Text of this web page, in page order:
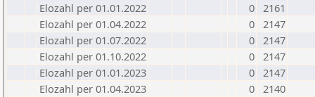
Elozahl per 01.01.2022
0 2161
Elozahl per 01.04.2022
0 2147
Elozahl per 01.07.2022
0 2147
Elozahl per 01.10.2022
0 2147
Elozahl per 01.01.2023
0 2147
Elozahl per 01.04.2023
0 2140